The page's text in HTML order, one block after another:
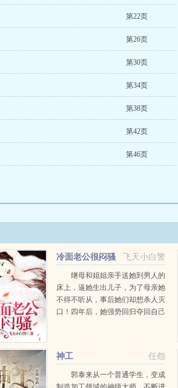
第22页
第26页
第30页
第34页
第38页
第42页
第46页
飞天小白警
冷面老公很闷骚
继母和姐姐亲手送她到男人的
床上，逼她生出儿子，为了母亲她
不得不听从，事后她们却想杀人灭
口！四年后，她强势回归夺回自己
任怨
神工
郭泰来从一个普通学生，变成